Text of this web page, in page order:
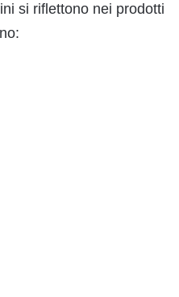
si riflettono nei prodotti